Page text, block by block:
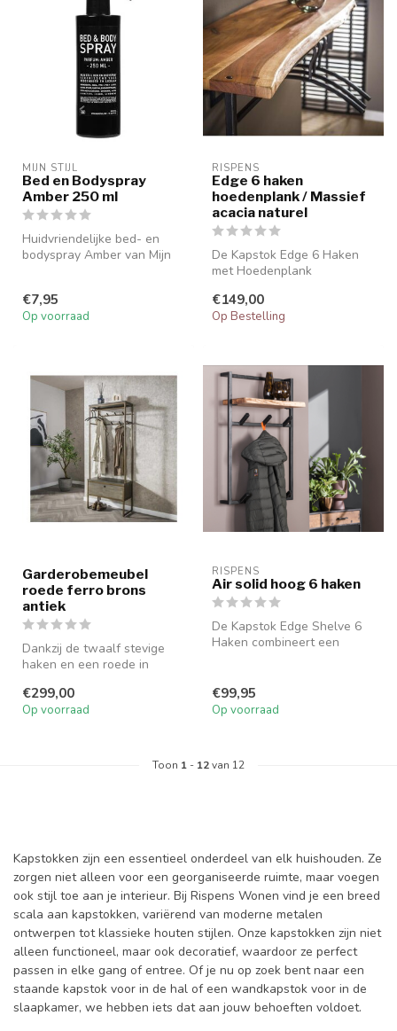
MIJN STIJL
Bed en Bodyspray
Amber 250 ml
Huidvriendelijke bed- en
bodyspray Amber van Mijn
€7,95
Op voorraad
RISPENS
Edge 6 haken
hoedenplank / Massief
acacia naturel
De Kapstok Edge 6 Haken
met Hoedenplank
ontwerp met praktis...
€149,00
Op Bestelling
Garderobemeubel
roede ferro brons
antiek
Dankzij de twaalf stevige
haken en een roede in
bied...
€299,00
Op voorraad
RISPENS
Air solid hoog 6 haken
De Kapstok Edge Shelve 6
Haken combineert een
€99,95
Op voorraad
Toon 1 - 12van 12
Kapstokken zijn een essentieel onderdeel van elk huishouden. Ze
zorgen niet alleen voor een georganiseerde ruimte, maar voegen
ook stijl toe aan je interieur. Bij Rispens Wonen vind je een breed
scala aan kapstokken, variërend van moderne metalen
ontwerpen tot klassieke houten stijlen. Onze kapstokken zijn niet
alleen functioneel, maar ook decoratief, waardoor ze perfect
passen in elke gang of entree. Of je nu op zoek bent naar een
staande kapstok voor in de hal of een wandkapstok voor in de
slaapkamer, we hebben iets dat aan jouw behoeften voldoet.